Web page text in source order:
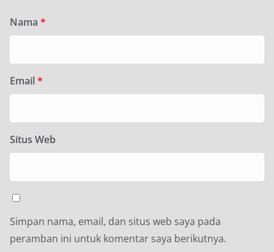
Nama *
Email *
Situs Web
Simpan nama, email, dan situs web saya pada
peramban ini untuk komentar saya berikutnya.